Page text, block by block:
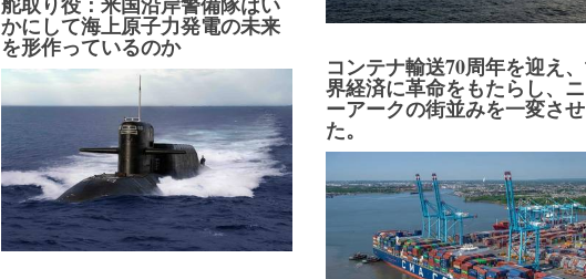
かにして海上原子力発電の未来
を形作っているのか
コンテナ輸送70周年を迎え
界経済に革命をもたらし、
ーアークの街並みを一変させ
た。